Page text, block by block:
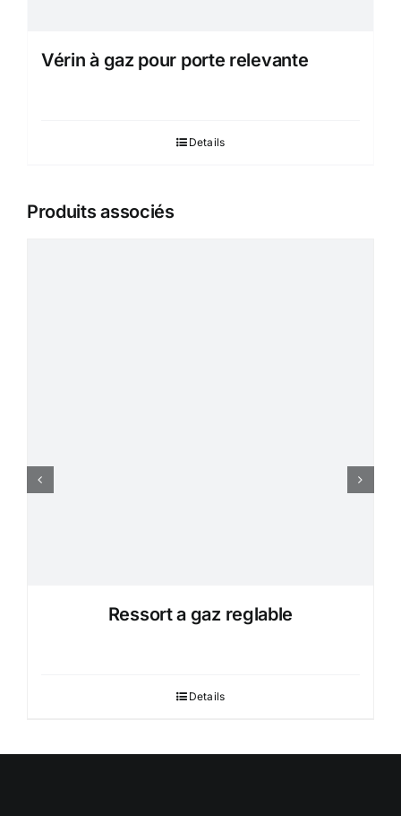
Vérin à gaz pour porte relevante
Details
Produits associés
Ressort a gaz reglable
Details